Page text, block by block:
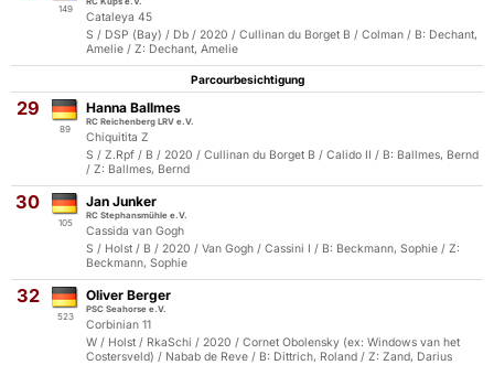
149
Cataleya 45
S / DSP (Bay) / Db / 2020 / Cullinan du Borget B / Colman / B: Dechant,
Amelie / Z: Dechant, Amelie
Parcourbesichtigung
29
89
Hanna Ballmes
RC Reichenberg LRV e.V.
Chiquitita Z
S / Z.Rpf / B / 2020 / Cullinan du Borget B / Calido II / B: Ballmes, Bernd
/ Z: Ballmes, Bernd
30
105
Jan Junker
RC Stephansmühle e.V.
Cassida van Gogh
S / Holst / B / 2020 / Van Gogh / Cassini I / B: Beckmann, Sophie / Z:
Beckmann, Sophie
32
523
Oliver Berger
PSC Seahorse e.V.
Corbinian 11
W / Holst / RkaSchi / 2020 / Cornet Obolensky (ex: Windows van het
Costersveld) / Nabab de Reve / B: Dittrich, Roland / Z: Zand, Darius